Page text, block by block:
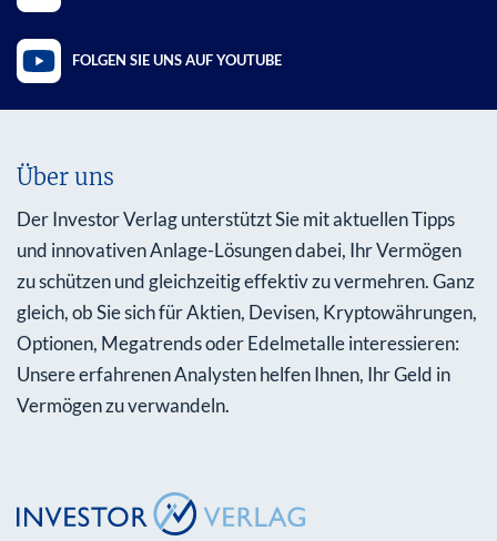
FOLGEN SIE UNS AUF YOUTUBE
Über uns
Der Investor Verlag unterstützt Sie mit aktuellen Tipps
und innovativen Anlage-Lösungen dabei, Ihr Vermögen
zu schützen und gleichzeitig effektiv zu vermehren. Ganz
gleich, ob Sie sich für Aktien, Devisen, Kryptowährungen,
Optionen, Megatrends oder Edelmetalle interessieren:
Unsere erfahrenen Analysten helfen Ihnen, Ihr Geld in
Vermögen zu verwandeln.